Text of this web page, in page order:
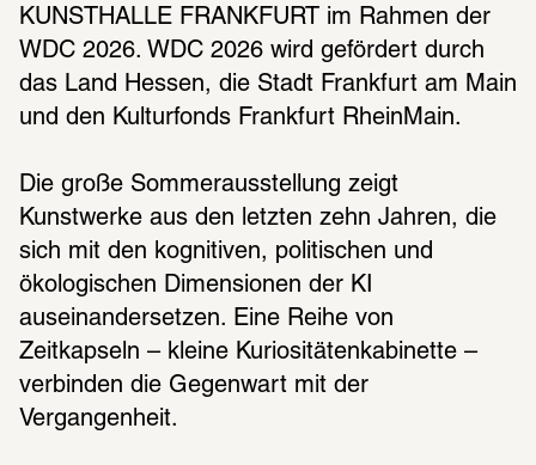
KUNSTHALLE FRANKFURT im Rahmen der
WDC 2026. WDC 2026 wird gefördert durch
das Land Hessen, die Stadt Frankfurt am Main
und den Kulturfonds Frankfurt RheinMain.
Die große Sommerausstellung zeigt
Kunstwerke aus den letzten zehn Jahren, die
sich mit den kognitiven, politischen und
ökologischen Dimensionen der KI
auseinandersetzen. Eine Reihe von
Zeitkapseln – kleine Kuriositätenkabinette –
verbinden die Gegenwart mit der
Vergangenheit.